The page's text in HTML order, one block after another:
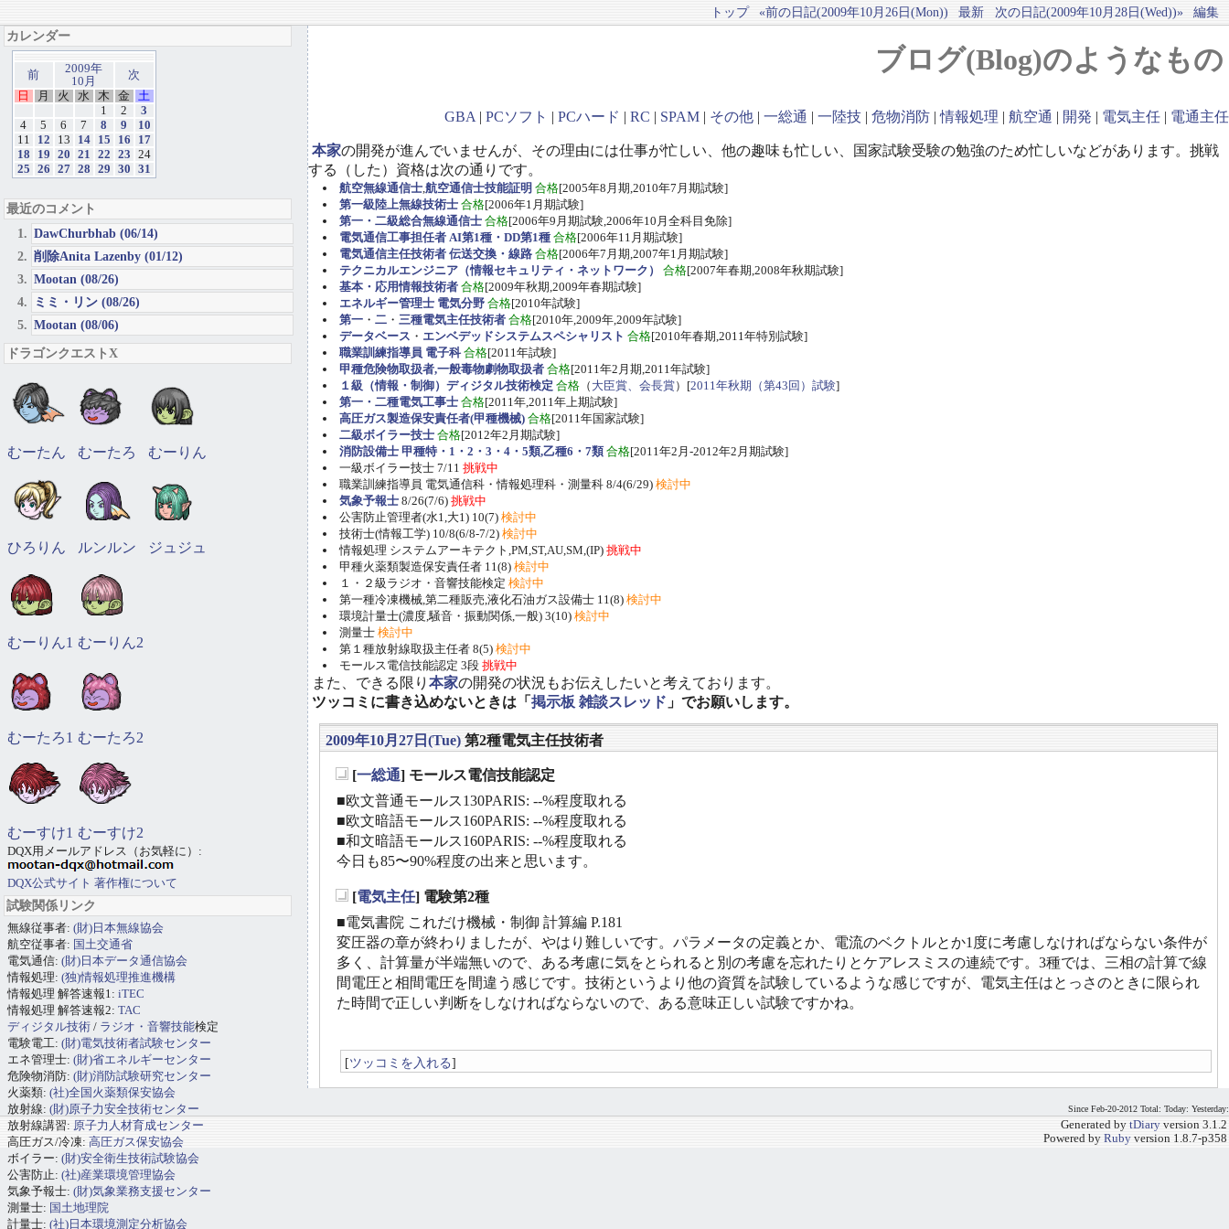
トップ «前の日記(2009年10月26日(Mon)) 最新 次の日記(2009年10月28日(Wed))» 編集
ブログ(Blog)のようなもの
GBA | PCソフト | PCハード | RC | SPAM | その他 | 一総通 | 一陸技 | 危物消防 |情報処理 | 航空通 | 開発 | 電気主任 | 電通主任
本家の開発が進んでいませんが、その理由には仕事が忙しい、他の趣味も忙しい、国家試験受験の勉強のため忙しいなどがあります。挑戦
する（した）資格は次の通りです。
航空無線通信士,航空通信士技能証明 合格[2005年8月期,2010年7月期試験]
第一級陸上無線技術士 合格[2006年1月期試験]
第一・二級総合無線通信士 合格[2006年9月期試験,2006年10月全科目免除]
電気通信工事担任者 AI第1種・DD第1種 合格[2006年11月期試験]
電気通信主任技術者 伝送交換・線路 合格[2006年7月期,2007年1月期試験]
テクニカルエンジニア（情報セキュリティ・ネットワーク）
合格[2007年春期,2008年秋期試験]
基本・応用情報技術者 合格[2009年秋期,2009年春期試験]
エネルギー管理士 電気分野 合格[2010年試験]
第一 ・ 二 ・ 三種電気主任技術者 合格[2010年,2009年,2009年試験]
データベース ・ エンベデッドシステムスペシャリスト 合格[2010年春期,2011年特別試験]
職業訓練指導員 電子科 合格[2011年試験]
甲種危険物取扱者,一般毒物劇物取扱者 合格[2011年2月期,2011年試験]
１級（情報・制御）ディジタル技術検定 合格 （ 大臣賞、会長賞）[2011年秋期（第43回）試験]
第一・二種電気工事士 合格[2011年,2011年上期試験]
高圧ガス製造保安責任者(甲種機械) 合格[2011年国家試験]
二級ボイラー技士 合格[2012年2月期試験]
消防設備士 甲種特・1・2・3・4・5類,乙種6・7類 合格[2011年2月-2012年2月期試験]
一級ボイラー技士 7/11 挑戦中
職業訓練指導員 電気通信科・情報処理科・測量科 8/4(6/29) 検討中
気象予報士 8/26(7/6) 挑戦中
公害防止管理者(水1,大1) 10(7) 検討中
技術士(情報工学) 10/8(6/8-7/2) 検討中
情報処理 システムアーキテクト,PM,ST,AU,SM,(IP) 挑戦中
甲種火薬類製造保安責任者 11(8) 検討中
１・２級ラジオ・音響技能検定 検討中
第一種冷凍機械,第二種販売,液化石油ガス設備士 11(8) 検討中
環境計量士(濃度,騒音・振動関係,一般) 3(10) 検討中
測量士 検討中
第１種放射線取扱主任者 8(5) 検討中
モールス電信技能認定 3段 挑戦中
また、できる限り 本家の開発の状況もお伝えしたいと考えております。
ツッコミに書き込めないときは「 掲示板 雑談スレッド 」でお願いします。
2009年10月27日(Tue) 第2種電気主任技術者
[一総通] モールス電信技能認定
■欧文普通モールス130PARIS: --%程度取れる
■欧文暗語モールス160PARIS: --%程度取れる
■和文暗語モールス160PARIS: --%程度取れる
今日も85〜90%程度の出来と思います。
[電気主任] 電験第2種
■電気書院 これだけ機械・制御 計算編 P.181
変圧器の章が終わりましたが、やはり難しいです。パラメータの定義とか、電流のベクトルとか1度に考慮しなければならない条件が
多く、計算量が半端無いので、ある考慮に気をとられると別の考慮を忘れたりとケアレスミスの連続です。3種では、三相の計算で線
間電圧と相間電圧を間違う感じです。技術というより他の資質を試験しているような感じですが、電気主任はとっさのときに限られ
た時間で正しい判断をしなければならないので、ある意味正しい試験ですかね。
[ツッコミを入れる]
カレンダー
前
2009年
10月
次
日
月 火 水 木 金
土
1
2
3
4
5 6 7 8 9
10
11
12 13 14 15 16
17
18
19 20 21 22 23
24
25
26 27 28 29 30 31
最近のコメント
DawChurbhab (06/14)
削除Anita Lazenby (01/12)
Mootan (08/26)
ミミ・リン (08/26)
Mootan (08/06)
ドラゴンクエストX
むーたん むーたろ むーりん
ひろりん ルンルン ジュジュ
むーりん1 むーりん2
むーたろ1 むーたろ2
むーすけ1 むーすけ2
DQX用メールアドレス（お気軽に）:
DQX公式サイト 著作権について
試験関係リンク
無線従事者: (財)日本無線協会
航空従事者: 国土交通省
電気通信: (財)日本データ通信協会
情報処理: (独)情報処理推進機構
情報処理 解答速報1: iTEC
情報処理 解答速報2: TAC
ディジタル技術 / ラジオ・音響技能検定
電験電工: (財)電気技術者試験センター
エネ管理士: (財)省エネルギーセンター
危険物消防: (財)消防試験研究センター
火薬類: (社)全国火薬類保安協会
放射線: (財)原子力安全技術センター
放射線講習: 原子力人材育成センター
高圧ガス/冷凍: 高圧ガス保安協会
ボイラー: (財)安全衛生技術試験協会
公害防止: (社)産業環境管理協会
気象予報士: (財)気象業務支援センター
測量士: 国土地理院
計量士: (社)日本環境測定分析協会
Since Feb-20-2012 Total: Today: Yesterday:
Generated by tDiary version 3.1.2
Powered by Ruby version 1.8.7-p358